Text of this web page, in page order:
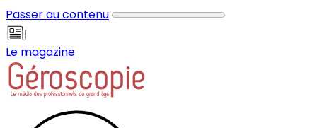
Passer au contenu
Le magazine
Panneau de gestion des cookies